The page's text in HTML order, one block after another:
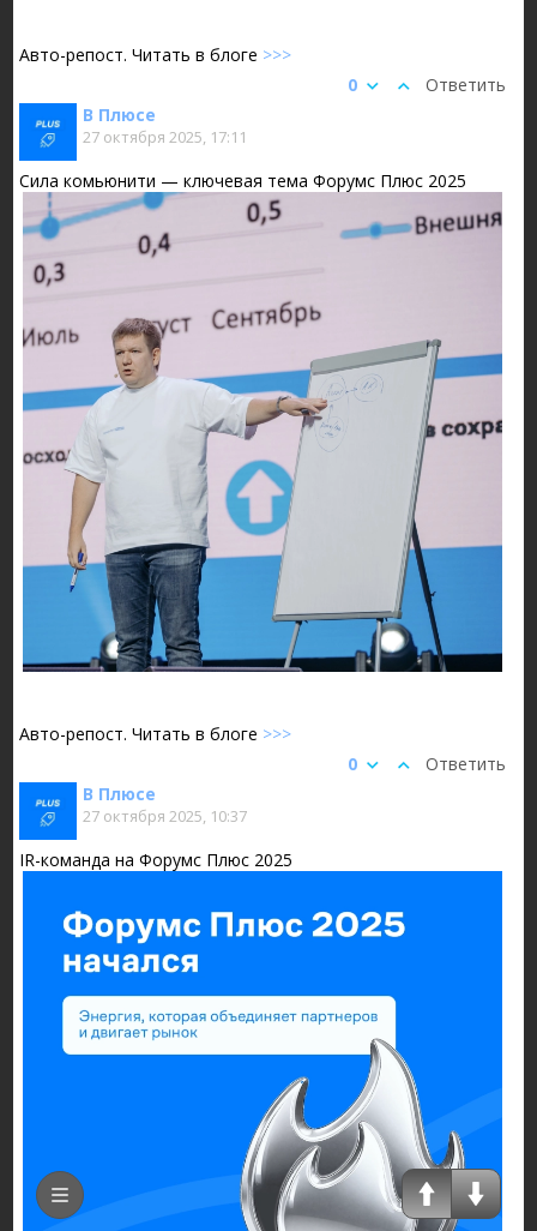
Авто-репост. Читать в блоге >>>
Ответить
0
В Плюсе
27 октября 2025, 17:11
Сила комьюнити — ключевая тема Форумс Плюс 2025
Авто-репост. Читать в блоге >>>
Ответить
0
В Плюсе
27 октября 2025, 10:37
IR-команда на Форумс Плюс 2025